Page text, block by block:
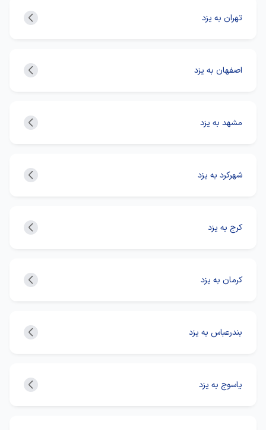
تهران به یزد
اصفهان به یزد
مشهد به یزد
شهرکرد به یزد
کرج به یزد
کرمان به یزد
بندرعباس به یزد
یاسوج به یزد